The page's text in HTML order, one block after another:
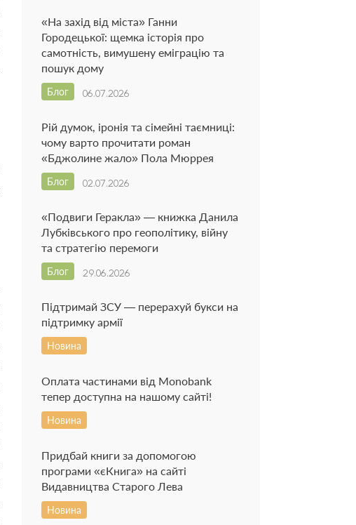
«На захід від міста» Ганни
Городецької: щемка історія про
самотність, вимушену еміграцію та
пошук дому
06.07.2026
Блог
Рій думок, іронія та сімейні таємниці:
чому варто прочитати роман
«Бджолине жало» Пола Мюррея
02.07.2026
Блог
«Подвиги Геракла» — книжка Данила
Лубківського про геополітику, війну
та стратегію перемоги
29.06.2026
Блог
Підтримай ЗСУ — перерахуй букси на
підтримку армії
Новина
Оплата частинами від Monobank
тепер доступна на нашому сайті!
Новина
Придбай книги за допомогою
програми «єКнига» на сайті
Видавництва Старого Лева
Новина